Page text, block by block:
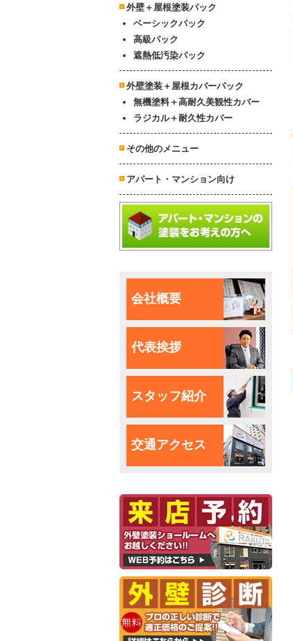
外壁＋屋根塗装パック
ベーシックパック
高級パック
遮熱低汚染パック
外壁塗装＋屋根カバーパック
無機塗料＋高耐久美観性カバー
ラジカル＋耐久性カバー
その他のメニュー
アパート・マンション向け
会社概要
代表挨拶
スタッフ紹介
交通アクセス